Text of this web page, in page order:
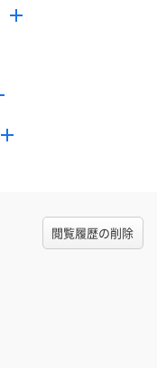
閲覧履歴の削除